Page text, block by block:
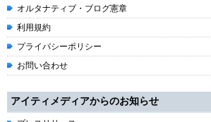
オルタナティブ・ブログ憲章
利用規約
プライバシーポリシー
お問い合わせ
アイティメディアからのお知らせ